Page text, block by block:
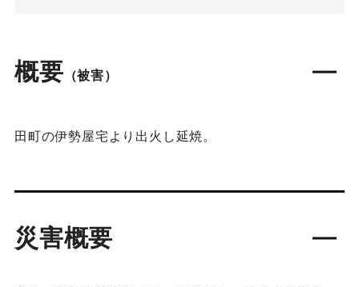
概要 （被害）
田町の伊勢屋宅より出火し延焼。
災害概要